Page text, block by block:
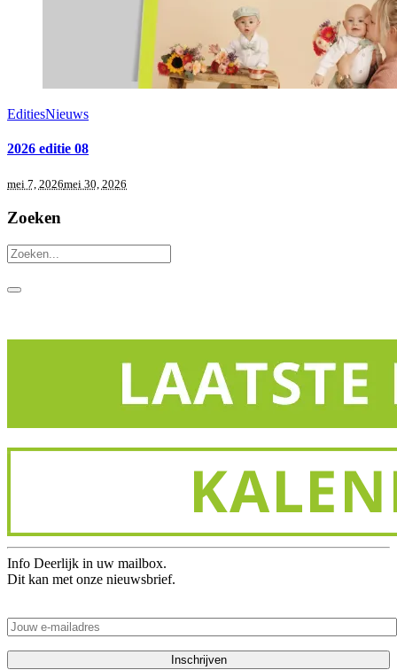
EditiesNieuws
2026 editie 08
mei 7, 2026mei 30, 2026
Zoeken
Info Deerlijk in uw mailbox.
Dit kan met onze nieuwsbrief.